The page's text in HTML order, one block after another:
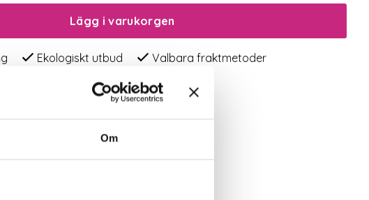
Om
Lägg i varukorgen
Ekologiskt utbud Valbara fraktmetoder